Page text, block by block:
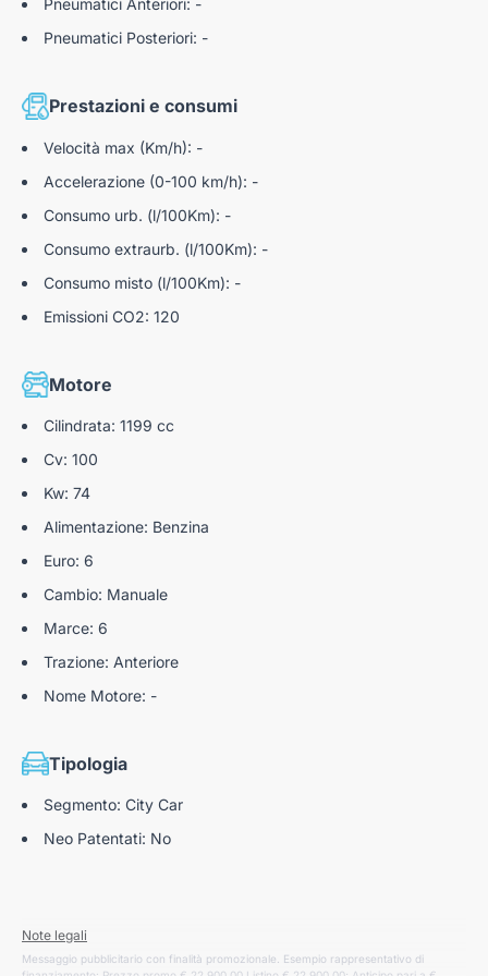
Pneumatici Posteriori: -
Prestazioni e consumi
Velocità max (Km/h): -
Accelerazione (0-100 km/h): -
Consumo urb. (l/100Km): -
Consumo extraurb. (l/100Km): -
Consumo misto (l/100Km): -
Emissioni CO2: 120
Motore
Cilindrata: 1199 cc
Cv: 100
Kw: 74
Alimentazione: Benzina
Euro: 6
Cambio: Manuale
Marce: 6
Trazione: Anteriore
Nome Motore: -
Tipologia
Segmento: City Car
Neo Patentati: No
Note legali
Messaggio pubblicitario con finalità promozionale. Esempio rappresentativo di